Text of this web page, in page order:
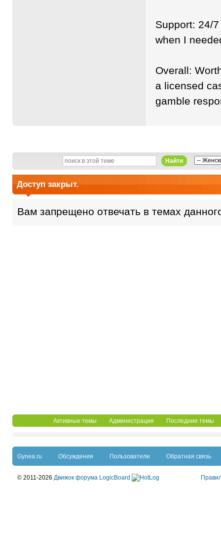
Support: 24/
when I
Overall:
a licensed
gamble
Найти
Доступ закрыт.
Вам запрещено отвечать в темах
Активные темы Администрация Последние темы
Gynea.ru Обсуждения Пользователи Обратная связь
© 2011-2026 Движок форума LogicBoard